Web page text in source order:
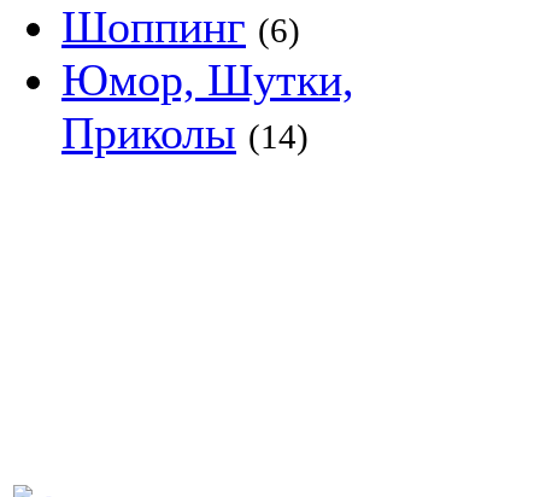
Шоппинг (6)
Юмор, Шутки,
Приколы (14)